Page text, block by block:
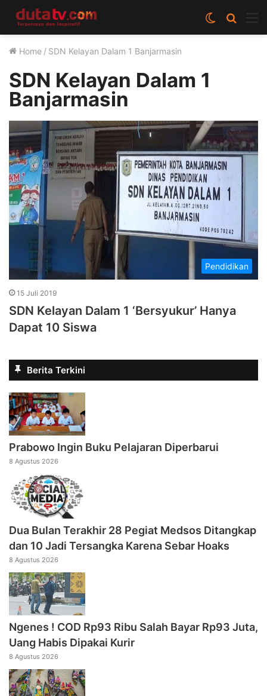
Cari
berita
Switch
skin
Home / SDN Kelayan Dalam 1 Banjarmasin
SDN Kelayan Dalam 1
Banjarmasin
Pendidikan
15 Juli 2019
SDN Kelayan Dalam 1 ‘Bersyukur’ Hanya
Dapat 10 Siswa
Berita Terkini
Prabowo Ingin Buku Pelajaran Diperbarui
8 Agustus 2026
Dua Bulan Terakhir 28 Pegiat Medsos Ditangkap
dan 10 Jadi Tersangka Karena Sebar Hoaks
8 Agustus 2026
Ngenes ! COD Rp93 Ribu Salah Bayar Rp93 Juta,
Uang Habis Dipakai Kurir
8 Agustus 2026